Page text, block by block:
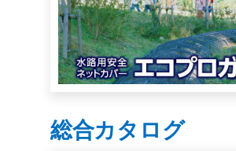
総合カタログ